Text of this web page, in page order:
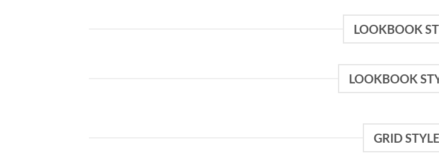
LOOKBOOK
LOOKBOOK
GRID STYLE